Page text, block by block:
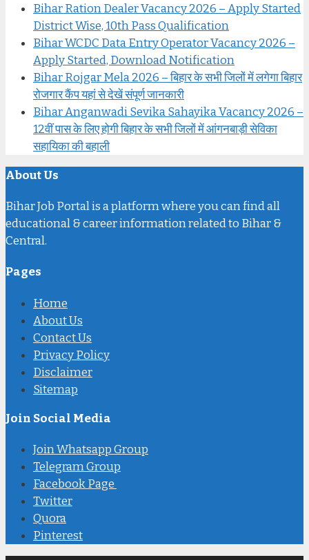
Bihar Ration Dealer Vacancy 2026 – Apply Started
District Wise, 10th Pass Qualification
Bihar WCDC Data Entry Operator Vacancy 2026 –
Apply Started, Download Notification
Bihar Rojgar Mela 2026 – बिहार के सभी जिलों में लगेगा बिहार
रोजगार कैंप यहां से देखें संपूर्ण जानकारी
Bihar Anganwadi Sevika Sahayika Vacancy 2026 –
12वीं पास के लिए होगी बिहार के सभी जिलों में आंगनबाड़ी सेविका
सहायिका की बहाली
About Us
Bihar Job Portal is a platform where you can find all
educational & career information related to Bihar &
Central.
Pages
Home
About Us
Contact Us
Privacy Policy
Disclaimer
Sitemap
Join Social Media
Join Whatsapp Group
Telegram Group
Facebook Page
Twitter
Quora
Pinterest